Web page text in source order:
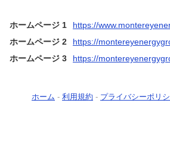
ホームページ 1
https://
ホームページ 2
https://
ホームページ 3
https://
ホーム - 利用規約 - プライバシーポリ